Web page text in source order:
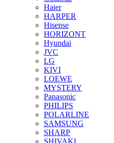
Haier
HARPER
Hisense
HORIZONT
Hyundai
JVC
LG
KIVI
LOEWE
MYSTERY
Panasonic
PHILIPS
POLARLINE
SAMSUNG
SHARP
SHIVAKI